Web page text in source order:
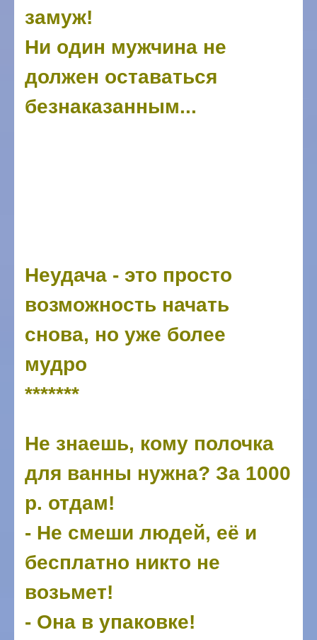
замуж!
Ни один мужчина не
должен оставаться
безнаказанным...
Неудача - это просто
возможность начать
снова, но уже более
мудро
*******
Не знаешь, кому полочка
для ванны нужна? За 1000
р. отдам!
- Не смеши людей, её и
бесплатно никто не
возьмет!
- Она в упаковке!